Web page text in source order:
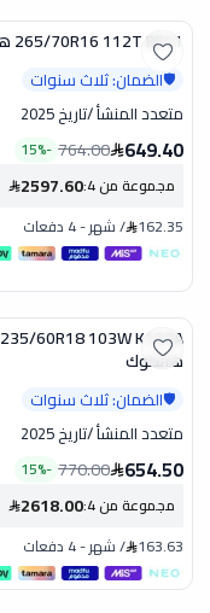
المنتجات في هذا العرض
265/70R16 112T RF11 هانكوك
🛡️الضمان: ثلاث سنوات
متعدد المنشأ/تاريخ 2025
649.40
764.00
-
15%
مجموعة من 4 :
2597.60
162.35
/شهر-4 دفعات
235/60R18 103W K127A
هانكوك
🛡️الضمان: ثلاث سنوات
متعدد المنشأ/تاريخ 2025
654.50
770.00
-
15%
مجموعة من 4 :
2618.00
163.63
/شهر-4 دفعات